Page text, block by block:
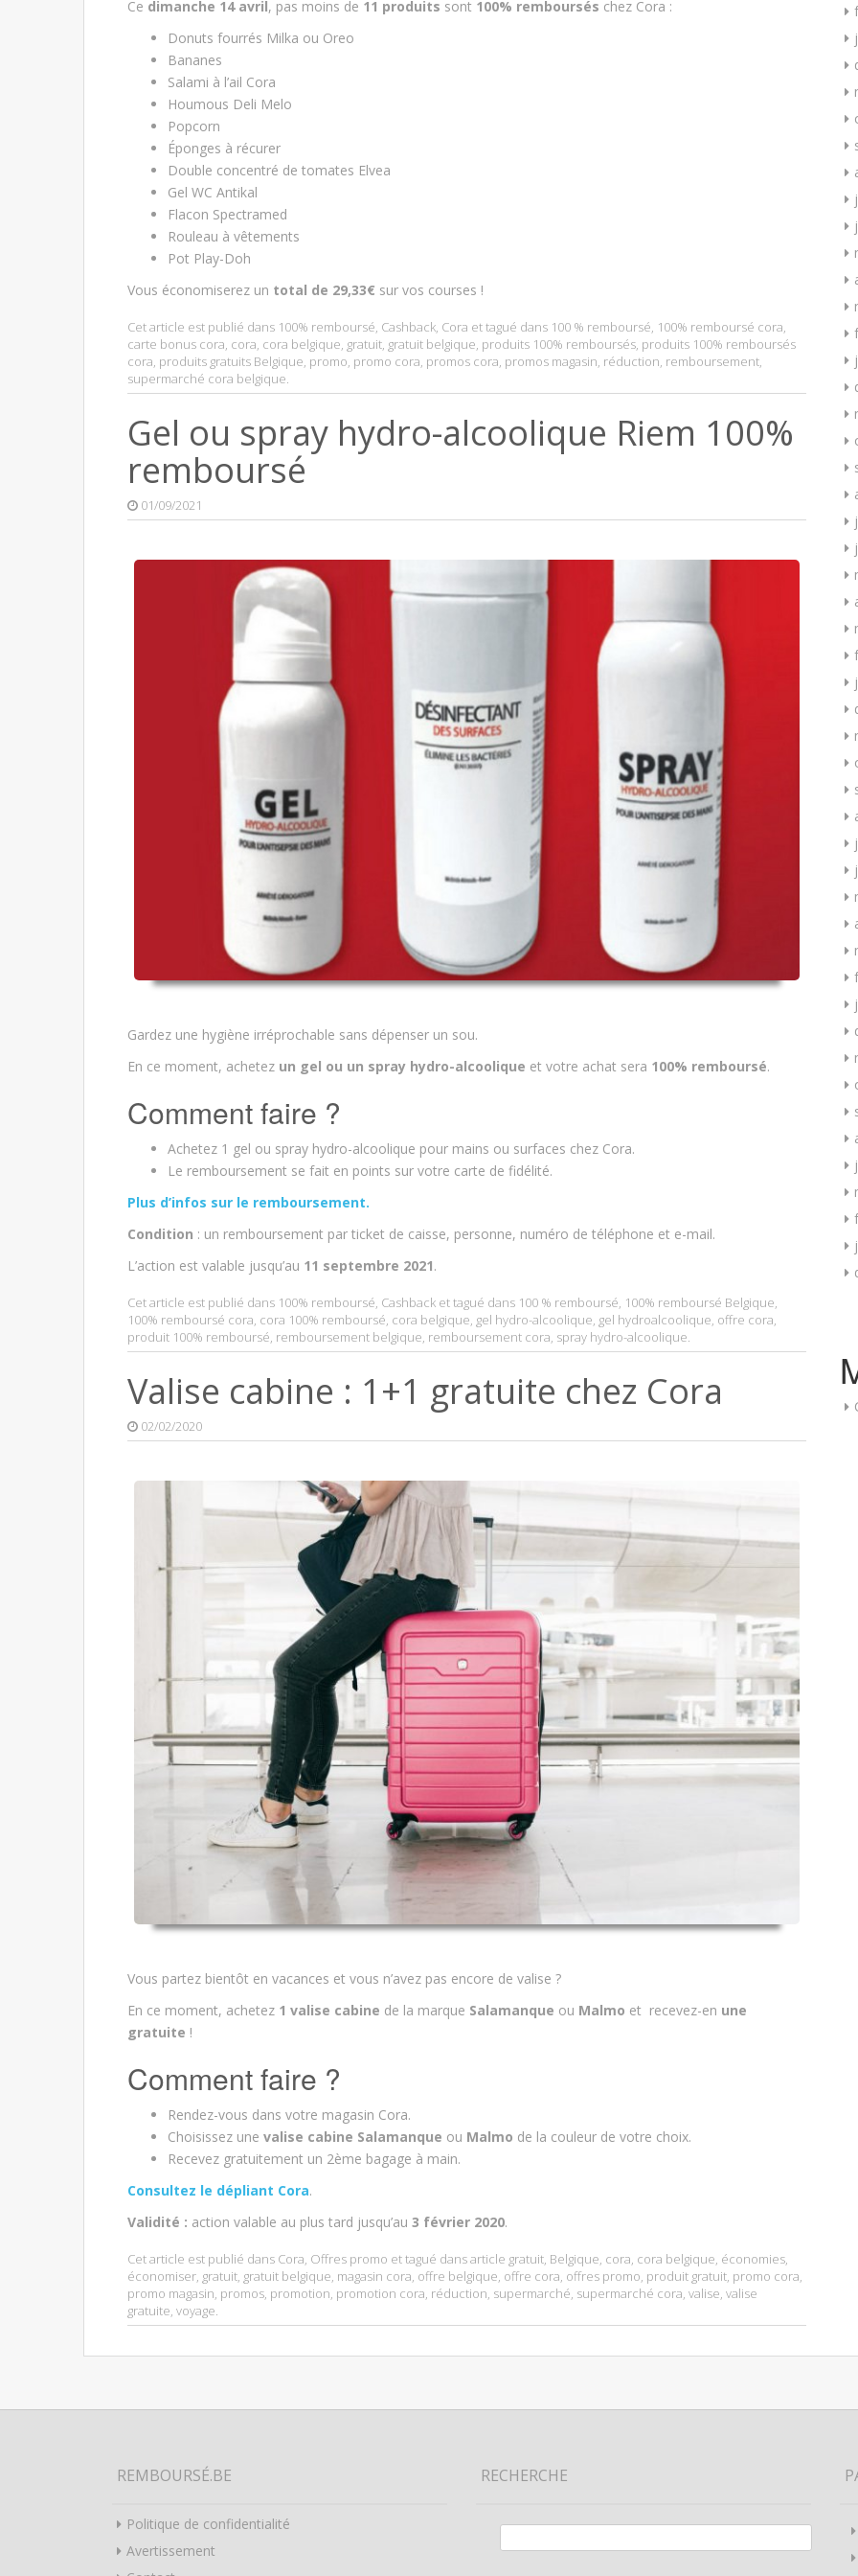
Ce dimanche 14 avril, pas moins de 11 produits sont 100% remboursés chez Cora :
Donuts fourrés Milka ou Oreo
Bananes
Salami à l’ail Cora
Houmous Deli Melo
Popcorn
Éponges à récurer
Double concentré de tomates Elvea
Gel WC Antikal
Flacon Spectramed
Rouleau à vêtements
Pot Play-Doh
Vous économiserez un total de 29,33€ sur vos courses !
Cet article est publié dans 100% remboursé, Cashback, Cora et tagué dans 100 % remboursé, 100% remboursé cora,
carte bonus cora, cora, cora belgique, gratuit, gratuit belgique, produits 100% remboursés, produits 100% remboursés
cora, produits gratuits Belgique, promo, promo cora, promos cora, promos magasin, réduction, remboursement,
supermarché cora belgique.
Gel ou spray hydro-alcoolique Riem 100%
remboursé
01/09/2021
Gardez une hygiène irréprochable sans dépenser un sou.
En ce moment, achetez un gel ou un spray hydro-alcoolique et votre achat sera 100% remboursé.
Comment faire ?
Achetez 1 gel ou spray hydro-alcoolique pour mains ou surfaces chez Cora.
Le remboursement se fait en points sur votre carte de fidélité.
Plus d’infos sur le remboursement.
Condition : un remboursement par ticket de caisse, personne, numéro de téléphone et e-mail.
L’action est valable jusqu’au 11 septembre 2021.
Cet article est publié dans 100% remboursé, Cashback et tagué dans 100 % remboursé, 100% remboursé Belgique,
100% remboursé cora, cora 100% remboursé, cora belgique, gel hydro-alcoolique, gel hydroalcoolique, offre cora,
produit 100% remboursé, remboursement belgique, remboursement cora, spray hydro-alcoolique.
Valise cabine : 1+1 gratuite chez Cora
02/02/2020
Vous partez bientôt en vacances et vous n’avez pas encore de valise ?
En ce moment, achetez 1 valise cabine de la marque Salamanque ou Malmo et recevez-en une
gratuite !
Comment faire ?
Rendez-vous dans votre magasin Cora.
Choisissez une valise cabine Salamanque ou Malmo de la couleur de votre choix.
Recevez gratuitement un 2ème bagage à main.
Consultez le dépliant Cora.
Validité : action valable au plus tard jusqu’au 3 février 2020.
Cet article est publié dans Cora, Offres promo et tagué dansarticle gratuit, Belgique, cora, cora belgique, économies,
économiser, gratuit, gratuit belgique, magasin cora, offre belgique, offre cora, offres promo, produit gratuit, promo cora,
promo magasin, promos, promotion, promotion cora, réduction, supermarché, supermarché cora, valise, valise
gratuite, voyage.
REMBOURSÉ.BE
Politique de confidentialité
Avertissement
RECHERCHE